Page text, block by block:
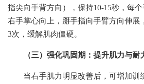
指尖向手背方向），保持10-15秒，每
右手掌心向上，掰手指向手臂方向伸展
3次，缓解肌肉僵硬。
（三）强化巩固期：提升肌力与耐
当右手肌力明显改善后，可增加训